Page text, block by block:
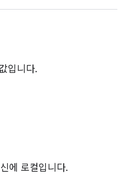
입니다.
에 로컬입니다.